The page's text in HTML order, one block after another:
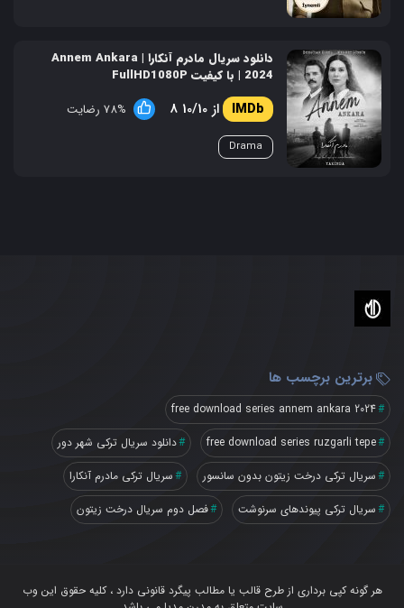
دانلود سریال مادرم آنکارا | Annem Ankara
2024 | با کیفیت FullHD1080P
8 از 10/10 78% رضایت
Drama
برترین برچسب ها
free download series annem ankara 2024
free download series ruzgarli tepe
دانلود سریال ترکی شهر دور
سریال ترکی درخت زیتون بدون سانسور
سریال ترکی مادرم آنکارا
سریال ترکی پیوندهای سرنوشت
فصل دوم سریال درخت زیتون
هر گونه کپی برداری از طرح قالب یا مطالب پیگرد قانونی دارد ، کلیه حقوق این وب